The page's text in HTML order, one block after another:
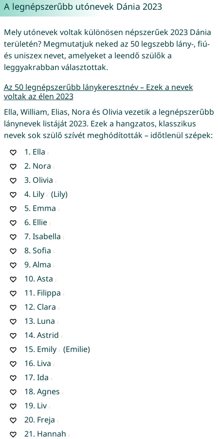
A legnépszerűbb utónevek Dánia 2023
Mely utónevek voltak különösen népszerűek 2023 Dánia
területén? Megmutatjuk neked az 50 legszebb lány-, fiú-
és uniszex nevet, amelyeket a leendő szülők a
leggyakrabban választottak.
Az 50 legnépszerűbb lánykeresztnév – Ezek a nevek
voltak az élen 2023
Ella, William, Elias, Nora és Olivia vezetik a legnépszerűbb
lánynevek listáját 2023. Ezek a hangzatos, klasszikus
nevek sok szülő szívét meghódították – időtlenül szépek:
1. Ella
2. Nora
3. Olivia
4. Lily
(Lily)
5. Emma
6. Ellie
7. Isabella
8. Sofia
9. Alma
10. Asta
11. Filippa
12. Clara
13. Luna
14. Astrid
15. Emily
(Emilie)
16. Liva
17. Ida
18. Agnes
19. Liv
20. Freja
21. Hannah